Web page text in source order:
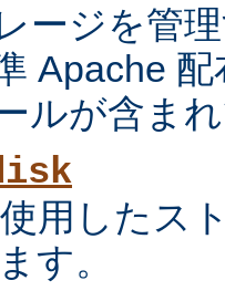
ージを管
Apache
ルが含ま
用したス
す。